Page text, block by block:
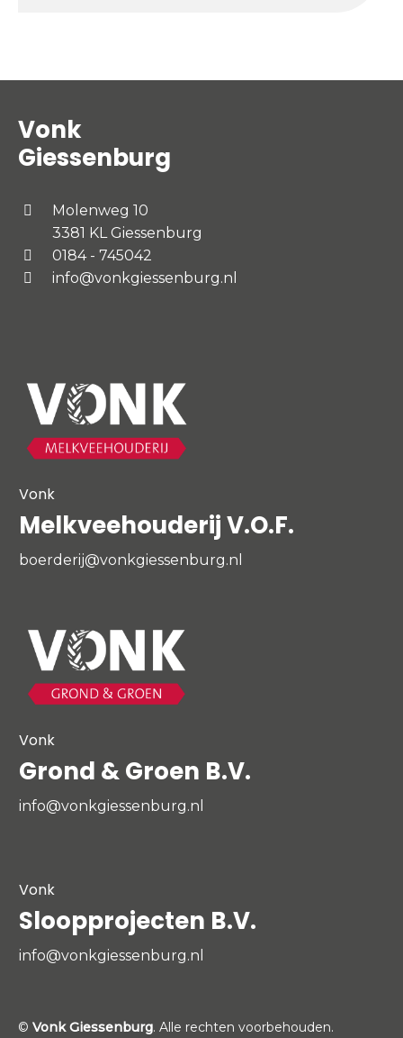
Vonk
Giessenburg
Molenweg 10
3381 KL Giessenburg
0184 - 745042
info@vonkgiessenburg.nl
Vonk
Melkveehouderij V.O.F.
boerderij@vonkgiessenburg.nl
Vonk
Grond & Groen B.V.
info@vonkgiessenburg.nl
Vonk
Sloopprojecten B.V.
info@vonkgiessenburg.nl
© Vonk Giessenburg. Alle rechten voorbehouden.